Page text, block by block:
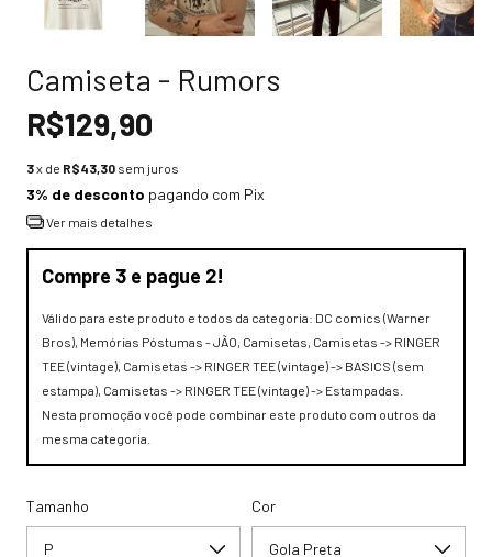
Camiseta - Rumors
R$129,90
3x de R$43,30 sem juros
3% de desconto pagando com Pix
Ver mais detalhes
Compre 3 e pague 2!
Válido para este produto e todos da categoria: DC comics (Warner
Bros), Memórias Póstumas - JÃO, Camisetas, Camisetas -> RINGER
TEE (vintage), Camisetas -> RINGER TEE (vintage) -> BASICS (sem
estampa), Camisetas -> RINGER TEE (vintage) -> Estampadas.
Nesta promoção você pode combinar este produto com outros da
mesma categoria.
Tamanho Cor